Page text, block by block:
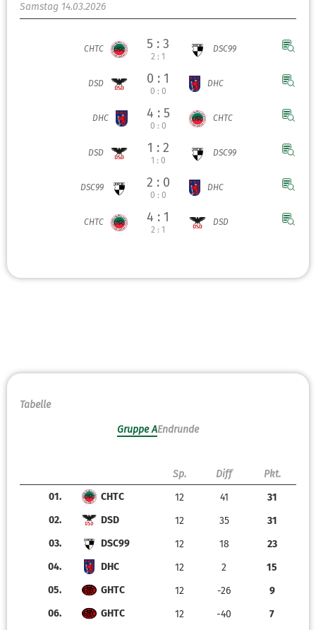
Samstag 14.03.2026
CHTC 5 : 3
2 : 1
DSC99
DSD 0 : 1
0 : 0
DHC
DHC 4 : 5
0 : 0
CHTC
DSD 1 : 2
1 : 0
DSC99
DSC99 2 : 0
0 : 0
DHC
CHTC 4 : 1
2 : 1
DSD
Tabelle
Gruppe AEndrunde
Sp. Diff
Pkt.
01.
CHTC 12 41
31
02.
DSD 12 35
31
03.
DSC99 12 18
23
04.
DHC 12 2
15
05.
GHTC 12 -26
9
06.
GHTC 12 -40
7